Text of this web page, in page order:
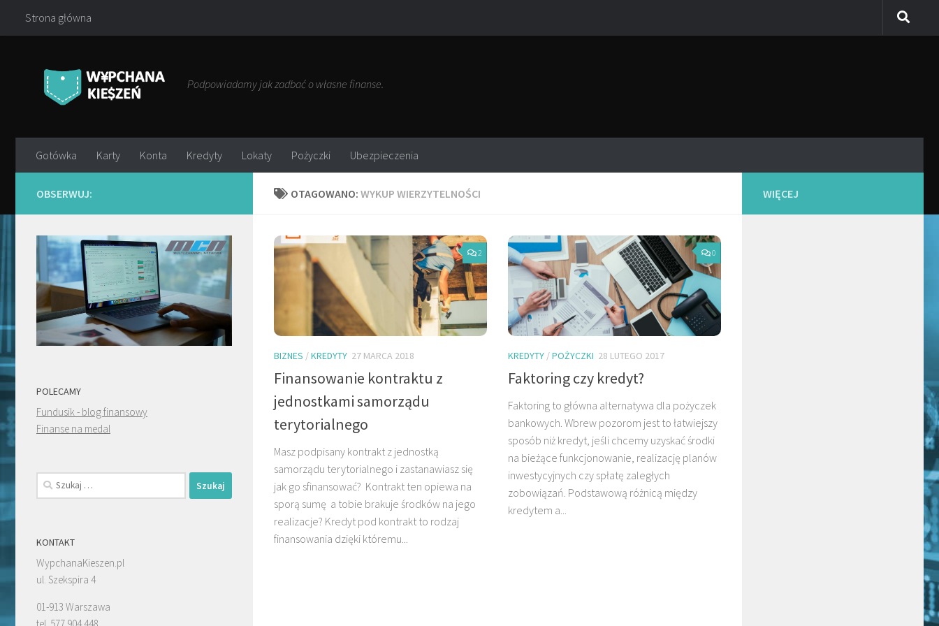
Przejdź do treści
Strona główna
Podpowiadamy jak zadbać o własne finanse.
Gotówka Karty Konta Kredyty Lokaty Pożyczki Ubezpieczenia
OTAGOWANO: WYKUP WIERZYTELNOŚCI
2
BIZNES /KREDYTY 27 MARCA 2018
Finansowanie kontraktu z
jednostkami samorządu
terytorialnego
Masz podpisany kontrakt z jednostką
samorządu terytorialnego i zastanawiasz się
jak go sfinansować? Kontrakt ten opiewa na
sporą sumę a tobie brakuje środków na jego
realizacje? Kredyt pod kontrakt to rodzaj
finansowania dzięki któremu...
0
KREDYTY /POŻYCZKI 28 LUTEGO 2017
Faktoring czy kredyt?
Faktoring to główna alternatywa dla pożyczek
bankowych. Wbrew pozorom jest to łatwiejszy
sposób niż kredyt, jeśli chcemy uzyskać środki
na bieżące funkcjonowanie, realizację planów
inwestycyjnych czy spłatę zaległych
zobowiązań. Podstawową różnicą między
kredytem a...
OBSERWUJ:
POLECAMY
Fundusik - blog finansowy
Finanse na medal
Szukaj:
KONTAKT
WypchanaKieszen.pl
ul. Szekspira 4
01-913 Warszawa
WIĘCEJ